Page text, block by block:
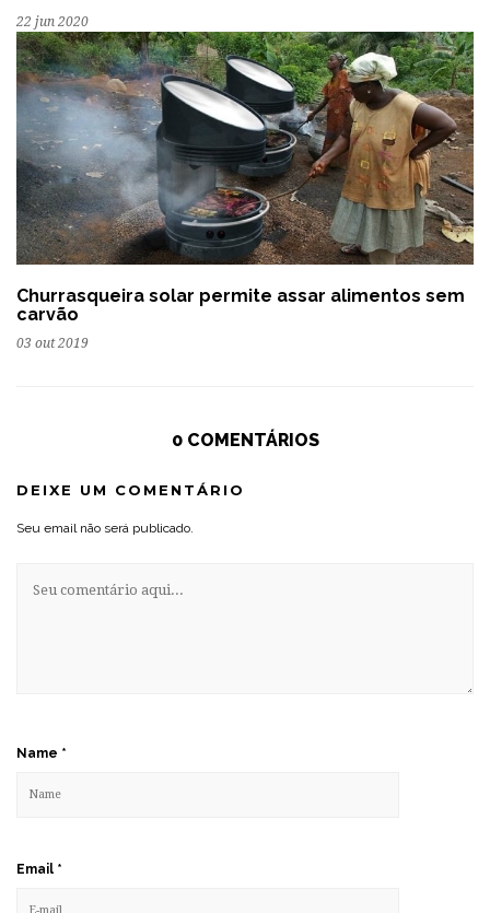
22 jun 2020
Churrasqueira solar permite assar alimentos sem
carvão
03 out 2019
0 COMENTÁRIOS
DEIXE UM COMENTÁRIO
Seu email não será publicado.
Name *
Email *